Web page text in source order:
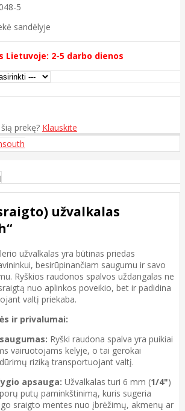
5
sandėlyje
Lietuvoje: 2-5 darbo dienos
prekę? Klauskite
užvalkalas
užvalkalas yra būtinas priedas
besirūpinančiam saugumu ir savo
Ryškios raudonos spalvos uždangalas ne
nuo aplinkos poveikio, bet ir padidina
valtį priekaba.
ir privalumai:
Ryški raudona spalva yra puikiai
vairuotojams kelyje, o tai gerokai
riziką transportuojant valtį.
apsauga: Užvalkalas turi 6 mm (1/4")
putų paminkštinimą, kuris sugeria
sraigto mentes nuo įbrėžimų, akmenų ar